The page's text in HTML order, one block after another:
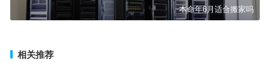
本命年6月适合搬家吗
相关推荐